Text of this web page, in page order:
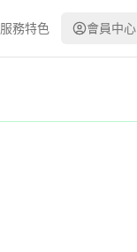
服務特色 會員中心